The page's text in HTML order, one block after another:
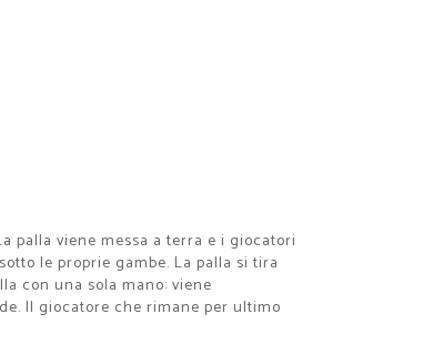
palla viene messa a terra e i giocatori
le proprie gambe. La palla si tira
con una sola mano: viene
Il giocatore che rimane per ultimo